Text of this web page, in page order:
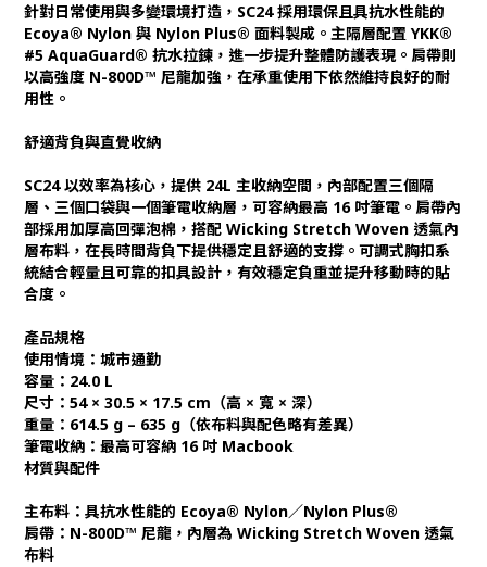
針對日常使用與多變環境打造，SC24 採用環保且具抗水性能的
Ecoya® Nylon 與 Nylon Plus® 面料製成。主隔層配置 YKK®
#5 AquaGuard® 抗水拉鍊，進一步提升整體防護表現。肩帶則
以高強度 N-800D™ 尼龍加強，在承重使用下依然維持良好的耐
用性。
舒適背負與直覺收納
SC24 以效率為核心，提供 24L 主收納空間，內部配置三個隔
層、三個口袋與一個筆電收納層，可容納最高 16 吋筆電。肩帶內
部採用加厚高回彈泡棉，搭配 Wicking Stretch Woven 透氣內
層布料，在長時間背負下提供穩定且舒適的支撐。可調式胸扣系
統結合輕量且可靠的扣具設計，有效穩定負重並提升移動時的貼
合度。
產品規格
使用情境：城市通勤
容量：24.0 L
尺寸：54 × 30.5 × 17.5 cm（高 × 寬 × 深）
重量：614.5 g – 635 g（依布料與配色略有差異）
筆電收納：最高可容納 16 吋 Macbook
材質與配件
主布料：具抗水性能的 Ecoya® Nylon／Nylon Plus®
肩帶：N-800D™ 尼龍，內層為 Wicking Stretch Woven 透氣
布料